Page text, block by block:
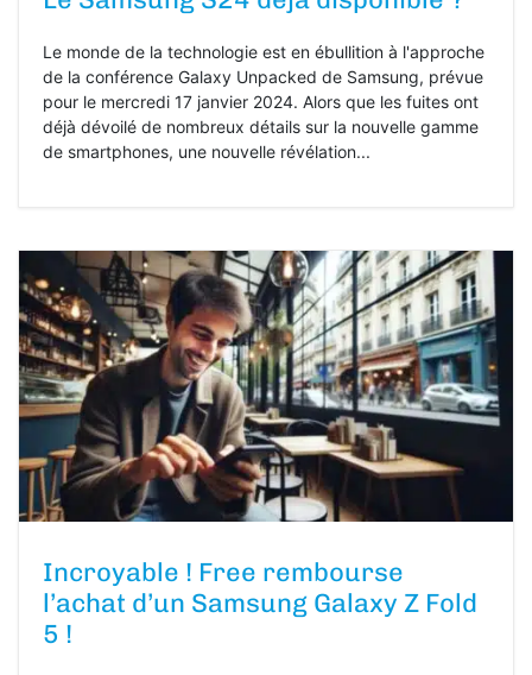
Le monde de la technologie est en ébullition à l'approche
de la conférence Galaxy Unpacked de Samsung, prévue
pour le mercredi 17 janvier 2024. Alors que les fuites ont
déjà dévoilé de nombreux détails sur la nouvelle gamme
de smartphones, une nouvelle révélation...
Incroyable ! Free rembourse
l’achat d’un Samsung Galaxy Z Fold
5 !